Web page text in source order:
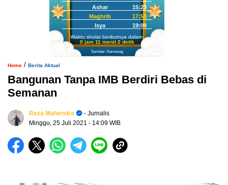
Ashar
15:23
Maghrib
17:58
Isya
19:09
Waktu sholat berikutnya dalam:
0 jam 11 menit 1 detik
Sumber: Kemenag
Home / Berita Aktual
Bangunan Tanpa IMB Berdiri Bebas di
Semanan
Reza Mahendra
- Jurnalis
Minggu, 25 Juli 2021 - 14:09 WIB